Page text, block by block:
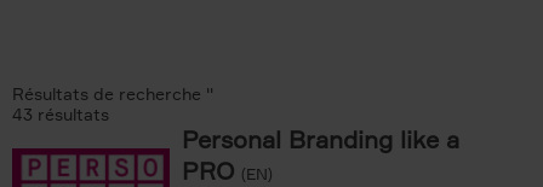
Résultats de recherche ''
43 résultats
Personal Branding like a
PRO (EN)